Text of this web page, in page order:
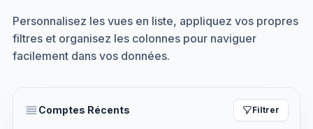
Personnalisez les vues en liste, appliquez vos propres
filtres et organisez les colonnes pour naviguer
facilement dans vos données.
Comptes Récents Filtrer